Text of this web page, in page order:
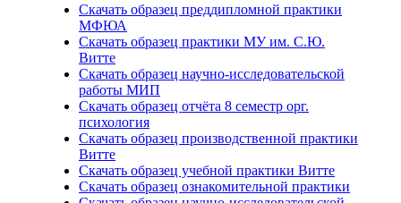
Скачать образец преддипломной практики
МФЮА
Скачать образец практики МУ им. С.Ю.
Витте
Скачать образец научно-исследовательской
работы МИП
Скачать образец отчёта 8 семестр орг.
психология
Скачать образец производственной практики
Витте
Скачать образец учебной практики Витте
Скачать образец ознакомительной практики